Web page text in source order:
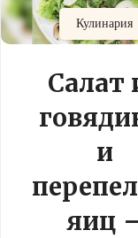
Кулинария
Салат
и
яиц